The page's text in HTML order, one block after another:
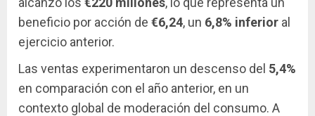
beneficio por acción de €6,24, un 6,8% inferior al
ejercicio anterior.
Las ventas experimentaron un descenso del 5,4%
en comparación con el año anterior, en un
contexto global de moderación del consumo. A